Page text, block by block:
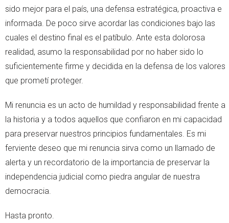
sido mejor para el país, una defensa estratégica, proactiva e
informada. De poco sirve acordar las condiciones bajo las
cuales el destino final es el patíbulo. Ante esta dolorosa
realidad, asumo la responsabilidad por no haber sido lo
suficientemente firme y decidida en la defensa de los valores
que prometí proteger.
Mi renuncia es un acto de humildad y responsabilidad frente a
la historia y a todos aquellos que confiaron en mi capacidad
para preservar nuestros principios fundamentales. Es mi
ferviente deseo que mi renuncia sirva como un llamado de
alerta y un recordatorio de la importancia de preservar la
independencia judicial como piedra angular de nuestra
democracia.
Hasta pronto.